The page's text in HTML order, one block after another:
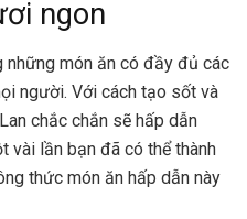
ngon
những món ăn có đầy đủ các
người. Với cách tạo sốt và
chắc chắn sẽ hấp dẫn
vài lần bạn đã có thể thành
thức món ăn hấp dẫn này